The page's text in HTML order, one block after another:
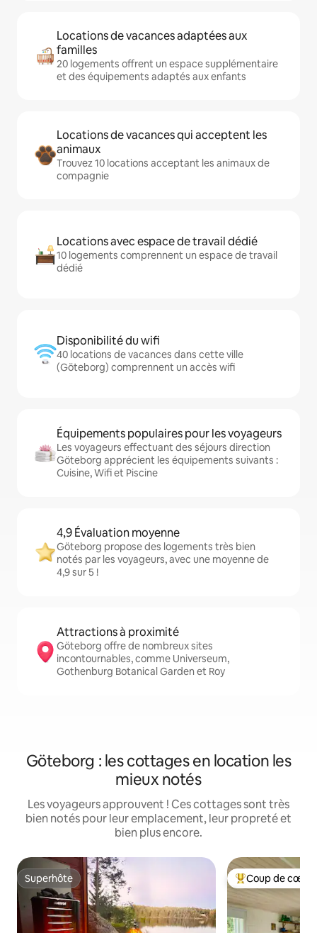
Locations de vacances adaptées aux
familles
20 logements offrent un espace supplémentaire
et des équipements adaptés aux enfants
Locations de vacances qui acceptent les
animaux
Trouvez 10 locations acceptant les animaux de
compagnie
Locations avec espace de travail dédié
10 logements comprennent un espace de travail
dédié
Disponibilité du wifi
40 locations de vacances dans cette ville
(Göteborg) comprennent un accès wifi
Équipements populaires pour les voyageurs
Les voyageurs effectuant des séjours direction
Göteborg apprécient les équipements suivants :
Cuisine, Wifi et Piscine
4,9 Évaluation moyenne
Göteborg propose des logements très bien
notés par les voyageurs, avec une moyenne de
4,9 sur 5 !
Attractions à proximité
Göteborg offre de nombreux sites
incontournables, comme Universeum,
Gothenburg Botanical Garden et Roy
Göteborg : les cottages en location les
mieux notés
Les voyageurs approuvent ! Ces cottages sont très
bien notés pour leur emplacement, leur propreté et
bien plus encore.
Superhôte
Superhôte Coups de cœur
Coup de cœur